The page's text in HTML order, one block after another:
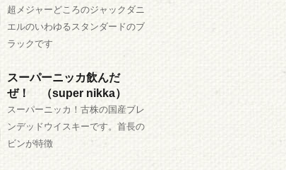
超メジャーどころのジャックダニ
エルのいわゆるスタンダードのブ
ラックです
スーパーニッカ飲んだ
ぜ！ （super nikka）
スーパーニッカ！古株の国産ブレ
ンデッドウイスキーです。首長の
ビンが特徴